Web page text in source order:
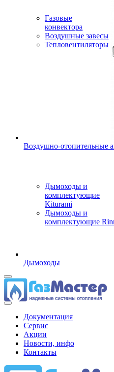
Газовые
конвектора
Воздушные завесы
Тепловентиляторы
Воздушно-отопительные
Дымоходы и
комплектующие
Kiturami
Дымоходы и
комплектующие
Дымоходы
Документация
Сервис
Акции
Новости, инфо
Контакты